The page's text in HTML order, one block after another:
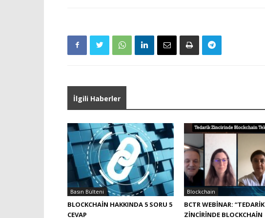
İlgili Haberler
Basın Bülteni
BLOCKCHAIN HAKKINDA 5 SORU 5
CEVAP
Blockchain
BCTR WEBINAR: “TEDARIK
ZINCIRINDE BLOCKCHAIN